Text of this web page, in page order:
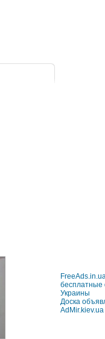
бесплатные
Украины
Доска
AdMir.kiev.ua